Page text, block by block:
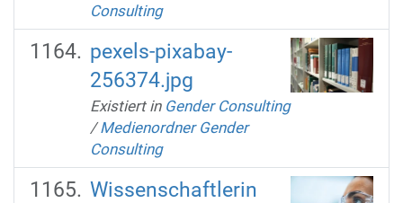
Consulting
pexels-pixabay-
256374.jpg
Existiert in Gender Consulting
/Medienordner Gender
Consulting
Wissenschaftlerin